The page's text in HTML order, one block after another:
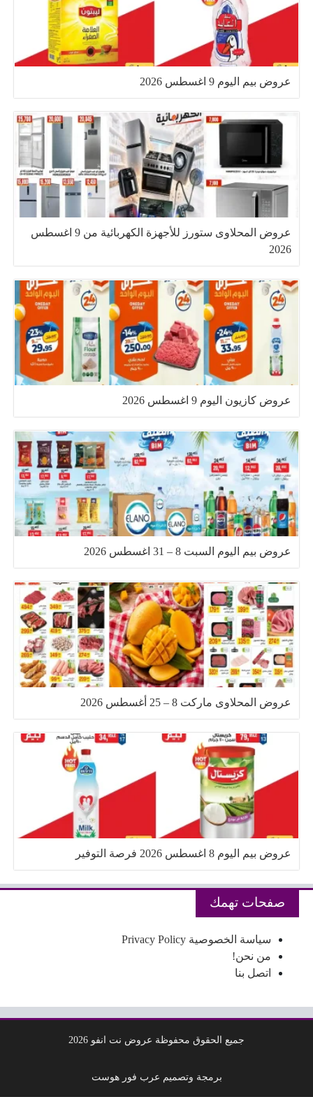
عروض بيم اليوم 9 اغسطس 2026
عروض المحلاوى ستورز للأجهزة الكهربائية من 9 اغسطس
2026
عروض كازيون اليوم 9 اغسطس 2026
عروض بيم اليوم السبت 8 – 31 اغسطس 2026
عروض المحلاوى ماركت 8 – 25 أغسطس 2026
عروض بيم اليوم 8 اغسطس 2026 فرصة التوفير
صفحات تهمك
سياسة الخصوصية Privacy Policy
من نحن!
اتصل بنا
جميع الحقوق محفوظة عروض نت انفو 2026
برمجة وتصميم عرب فور هوست